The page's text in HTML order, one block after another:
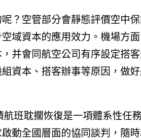
？空管部分會靜態評價空中
域資本的應用效力。機場方
并會同航空公司有序設定搭客
資本、搭客辦事等原因，做
班耽擱恢復是一項體系性任
動全國層面的協同談判，隨